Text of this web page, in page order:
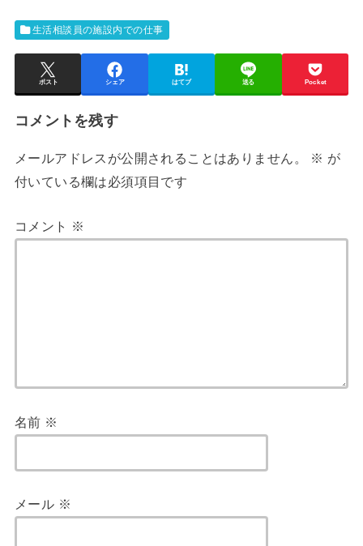
生活相談員の施設内での仕事
ポスト シェア はてブ 送る Pocket
コメントを残す
メールアドレスが公開されることはありません。 ※ が
付いている欄は必須項目です
コメント ※
名前 ※
メール ※